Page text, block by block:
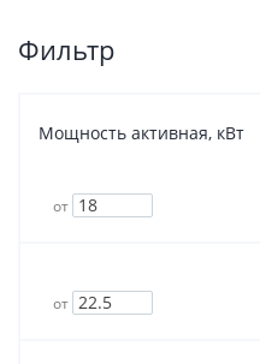
Фильтр
Мощность активная, кВт
от
от